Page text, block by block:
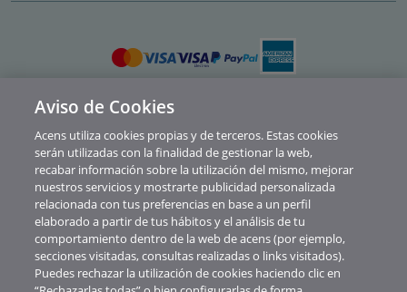
Política de privacidad
Cookies
Contacto
Soporte
Aviso legal
Canal de Denuncias y Consultas
Aviso de Cookies
Acens utiliza cookies propias y de terceros. Estas cookies
serán utilizadas con la finalidad de gestionar la web,
recabar información sobre la utilización del mismo, mejorar
nuestros servicios y mostrarte publicidad personalizada
relacionada con tus preferencias en base a un perfil
elaborado a partir de tus hábitos y el análisis de tu
comportamiento dentro de la web de acens (por ejemplo,
secciones visitadas, consultas realizadas o links visitados).
Puedes rechazar la utilización de cookies haciendo clic en